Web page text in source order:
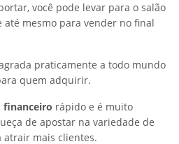
você pode levar para o salão
mesmo para vender no final
praticamente a todo mundo
quem adquirir.
financeiro rápido e é muito
de apostar na variedade de
atrair mais clientes.